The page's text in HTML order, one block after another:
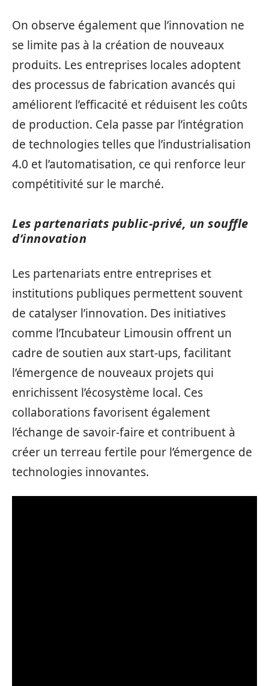
On observe également que l’innovation ne
se limite pas à la création de nouveaux
produits. Les entreprises locales adoptent
des processus de fabrication avancés qui
améliorent l’efficacité et réduisent les coûts
de production. Cela passe par l’intégration
de technologies telles que l’industrialisation
4.0 et l’automatisation, ce qui renforce leur
compétitivité sur le marché.
Les partenariats public-privé, un souffle
d’innovation
Les partenariats entre entreprises et
institutions publiques permettent souvent
de catalyser l’innovation. Des initiatives
comme l’Incubateur Limousin offrent un
cadre de soutien aux start-ups, facilitant
l’émergence de nouveaux projets qui
enrichissent l’écosystème local. Ces
collaborations favorisent également
l’échange de savoir-faire et contribuent à
créer un terreau fertile pour l’émergence de
technologies innovantes.